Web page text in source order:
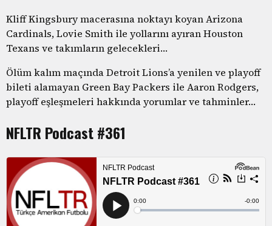
Kliff Kingsbury macerasına noktayı koyan Arizona
Cardinals, Lovie Smith ile yollarını ayıran Houston
Texans ve takımların gelecekleri…
Ölüm kalım maçında Detroit Lions’a yenilen ve playoff
bileti alamayan Green Bay Packers ile Aaron Rodgers,
playoff eşleşmeleri hakkında yorumlar ve tahminler…
NFLTR Podcast #361